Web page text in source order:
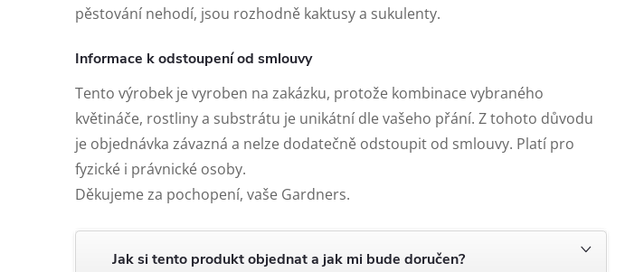
pěstování nehodí, jsou rozhodně kaktusy a sukulenty.
Informace k odstoupení od smlouvy
Tento výrobek je vyroben na zakázku, protože kombinace vybraného
květináče, rostliny a substrátu je unikátní dle vašeho přání. Z tohoto důvodu
je objednávka závazná a nelze dodatečně odstoupit od smlouvy. Platí pro
fyzické i právnické osoby.
Děkujeme za pochopení, vaše Gardners.
Jak si tento produkt objednat a jak mi bude doručen?